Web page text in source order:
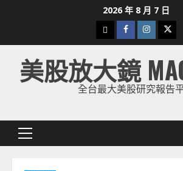
2026 年 8 月 7 日
下
載
美
股
Facebook
Instagram
美股放大鏡
全台最大美股研究報告
Primary